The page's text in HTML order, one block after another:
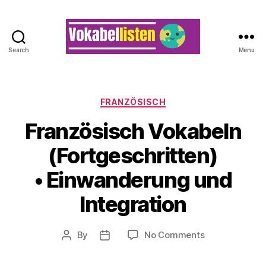
Search Menu
Categories
FRANZÖSISCH
Französisch Vokabeln
(Fortgeschritten)
• Einwanderung und
Integration
Post
By
Post
No Commentson